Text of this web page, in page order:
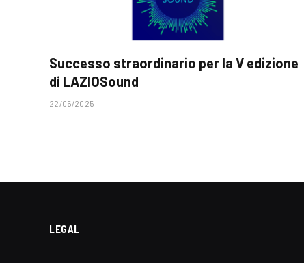
Successo straordinario per la V edizione
di LAZIOSound
22/05/2025
LEGAL